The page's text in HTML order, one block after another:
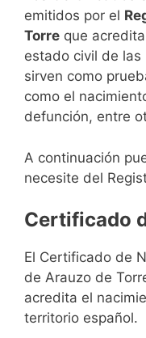
emitidos por el
Torre que
estado civil de
sirven como
como el
defunción, entre
A continuación
necesite del
Certificado
El Certificado de
de Arauzo de
acredita el
territorio español.